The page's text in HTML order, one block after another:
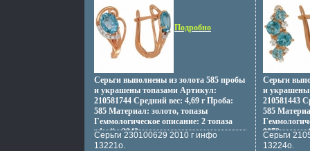
Подробно
Серьги выполнены из золота 585 пробы
и украшены топазами Артикул:
210581744 Средний вес: 4,69 г Проба:
585 Материал: золото, топазы
Гeммологическое описание: 2 топаза
вфжйя 2942 карат.
Серьги 230100629 2010 г инфо
13221o.
Серьги
и
210581443
585
0872 карат,
Серьги
13224o.